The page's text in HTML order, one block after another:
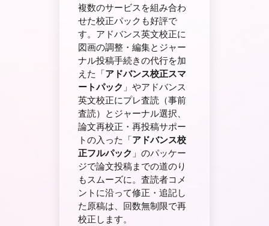
複数のサービスを組み合わ
せた校正パックも好評で
す。アドバンス英文校正に
図画の調整・編集とジャー
ナル投稿手続きの代行を加
えた「アドバンス校正スマ
ートパック 」やアドバンス
英文校正にプレ査読（事前
査読）とジャーナル選択、
論文再校正・再投稿サポー
トの入った「アドバンス校
正フルパック 」のパッケー
ジで論文投稿までの道のり
もスムーズに。査読者コメ
ントに沿って修正・追記し
た原稿は、回数無制限で再
校正します。